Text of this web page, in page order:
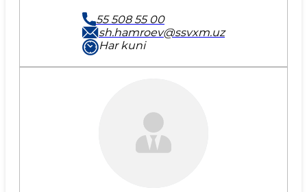
55 508 55 00
sh.hamroev@ssvxm.uz
Har kuni